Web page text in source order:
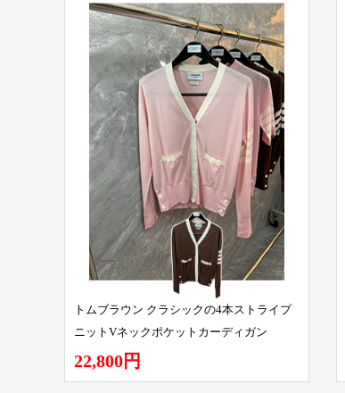
トムブラウン クラシックの4本ストライプ
ニットVネックポケットカーディガン
22,800円